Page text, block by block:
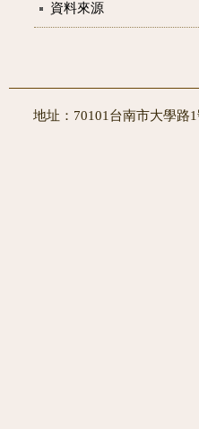
資料來源
地址：70101台南市大學